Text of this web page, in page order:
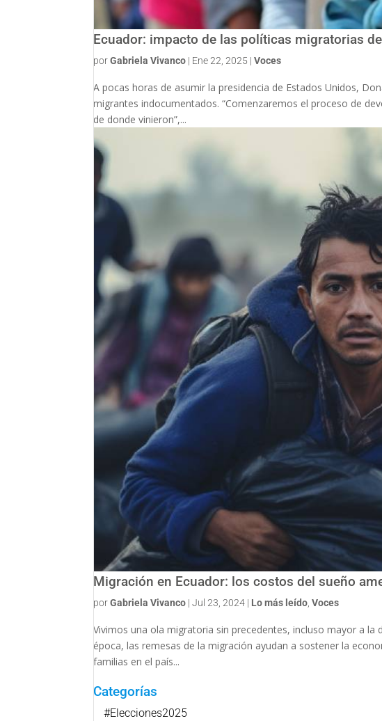
Ecuador: impacto de las políticas migratorias
porGabriela Vivanco | Ene 22, 2025 |Voces
A pocas horas de asumir la presidencia de Estados Unidos,
migrantes indocumentados. “Comenzaremos el proceso de
de donde vinieron”,...
Migración en Ecuador: los costos del sueño
porGabriela Vivanco |Jul 23, 2024 | Lo más leído ,Voces
Vivimos una ola migratoria sin precedentes, incluso mayor a
época, las remesas de la migración ayudan a sostener la
familias en el país...
Categorías
#Elecciones2025